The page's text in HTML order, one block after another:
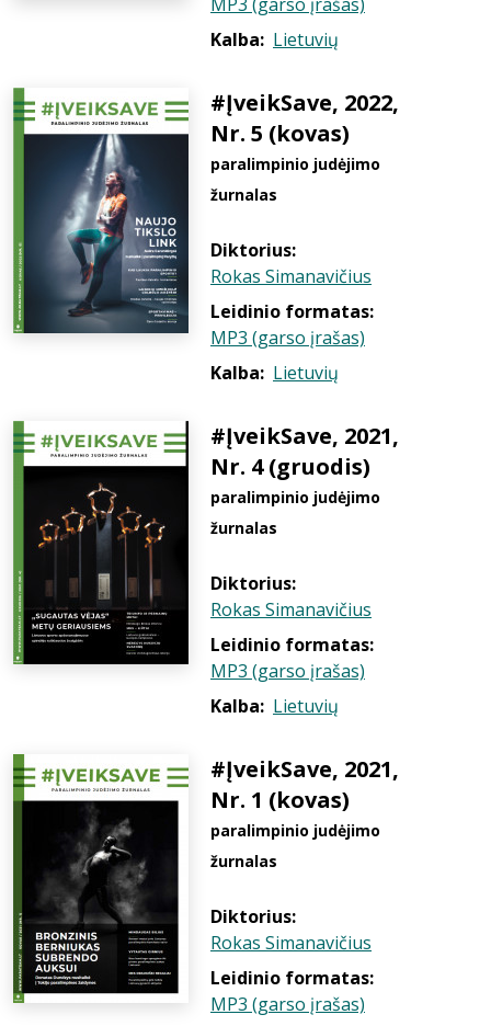
Kalba: Lietuvių
#ĮveikSave, 2022,
Nr. 5 (kovas)
paralimpinio judėjimo
žurnalas
Diktorius:
Rokas Simanavičius
Leidinio formatas:
MP3 (garso įrašas)
Kalba: Lietuvių
#ĮveikSave, 2021,
Nr. 4 (gruodis)
paralimpinio judėjimo
žurnalas
Diktorius:
Rokas Simanavičius
Leidinio formatas:
MP3 (garso įrašas)
Kalba: Lietuvių
#ĮveikSave, 2021,
Nr. 1 (kovas)
paralimpinio judėjimo
žurnalas
Diktorius:
Rokas Simanavičius
Leidinio formatas:
MP3 (garso įrašas)